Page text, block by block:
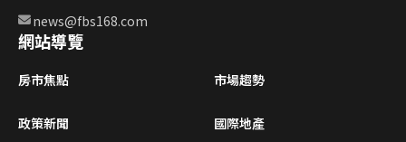
news@fbs168.com
網站導覽
房市焦點 市場趨勢
政策新聞 國際地產